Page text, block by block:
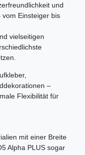
und
vom Einsteiger bis
vielseitigen
–
Flexibilität für
mit einer Breite
Alpha PLUS sogar